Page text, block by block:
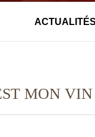
ACTUALITÉS
MON VIN